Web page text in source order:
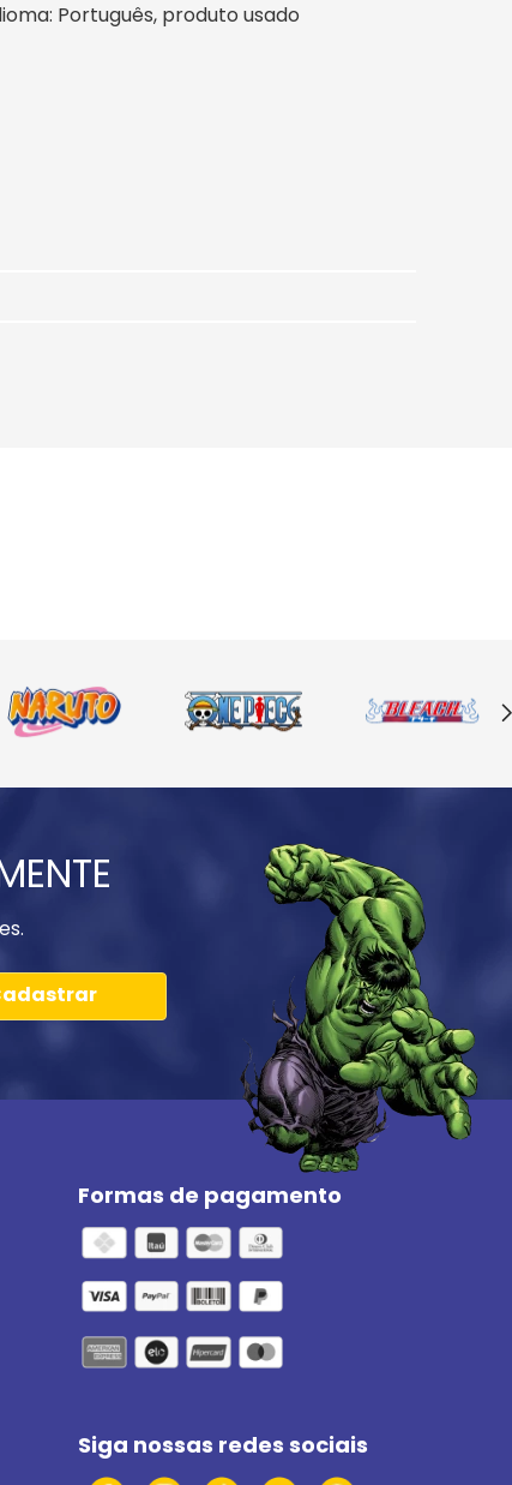
Português, produto usado
Formas de pagamento
Siga nossas redes sociais